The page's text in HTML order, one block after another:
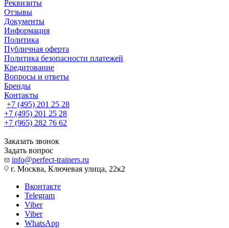
Реквизиты
Отзывы
Документы
Информация
Политика
Публичная оферта
Политика безопасности платежей
Кредитование
Вопросы и ответы
Бренды
Контакты
+7 (495) 201 25 28
+7 (495) 201 25 28
+7 (965) 282 76 62
Заказать звонок
Задать вопрос
info@perfect-trainers.ru
г. Москва, Ключевая улица, 22к2
Вконтакте
Telegram
Viber
Viber
WhatsApp